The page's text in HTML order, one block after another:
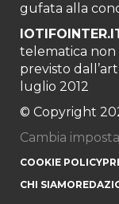
gufata alla
telematica non
previsto
luglio 2012
© Copyright
Cambia
COOKIE POLICY
CHI SIAMO